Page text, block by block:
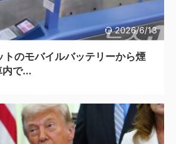
2026/6/13
トのモバイルバッテリーから煙
で...